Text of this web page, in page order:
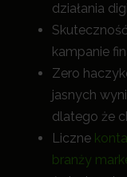
działania
kampanie
Zero
jasnych
dlatego że
Liczne
branży